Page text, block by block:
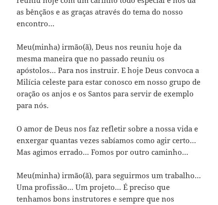
as bênçãos e as graças através do tema do nosso
encontro…
Meu(minha) irmão(ã), Deus nos reuniu hoje da
mesma maneira que no passado reuniu os
apóstolos… Para nos instruir. E hoje Deus convoca a
Milícia celeste para estar conosco em nosso grupo de
oração os anjos e os Santos para servir de exemplo
para nós.
O amor de Deus nos faz refletir sobre a nossa vida e
enxergar quantas vezes sabíamos como agir certo…
Mas agimos errado… Fomos por outro caminho…
Meu(minha) irmão(ã), para seguirmos um trabalho…
Uma profissão… Um projeto… É preciso que
tenhamos bons instrutores e sempre que nos